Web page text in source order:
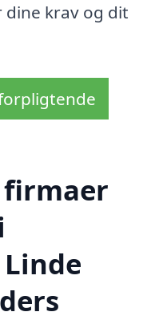
krav og dit